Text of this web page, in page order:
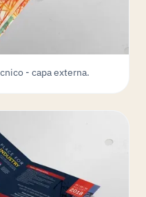
- capa externa.